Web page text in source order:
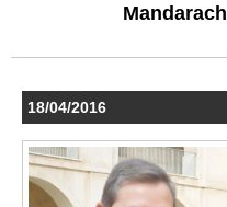
18/04/2016